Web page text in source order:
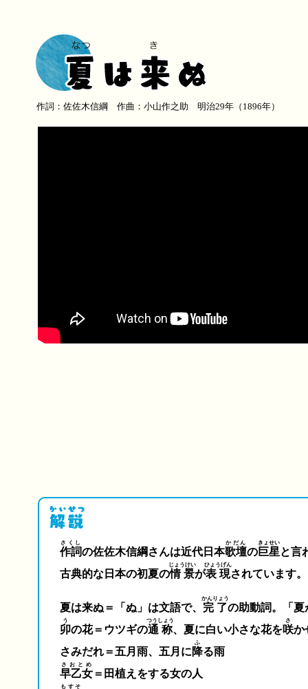
作詞：佐佐木信綱 作曲：小山作之助 明治29年（1896年）
作詞
さくし
の佐佐木信綱さんは近代日本歌壇
かだん
の巨星
きょせい
と言
古典的な日本の初夏の情景
じょうけい
が表現
ひょうげん
されています。
夏は来ぬ＝「ぬ」は文語で、 完了
かんりょう
の助動詞。「
卯
う
の花＝ウツギの通称
つうしょう
、夏に白い小さな花を咲
さ
か
さみだれ＝五月雨、五月に降
ふ
る雨
早乙女
さおとめ
＝田植えをする女の人
もすそ